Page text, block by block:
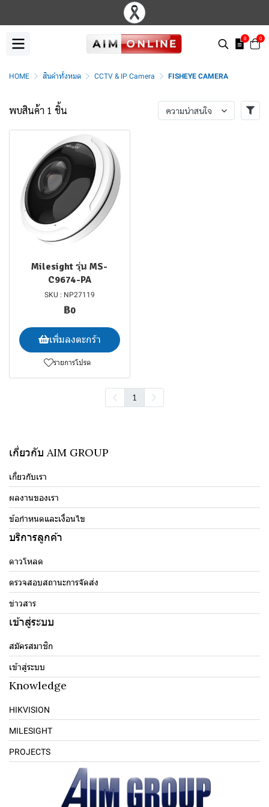
0 0
HOME สินค้าทั้งหมด CCTV & IP Camera FISHEYE CAMERA
พบสินค้า 1 ชิ้น ความน่าสนใจ
Milesight รุ่น MS-
C9674-PA
SKU : NP27119
฿0
เพิ่มลงตะกร้า
รายการโปรด
1
เกี่ยวกับ AIM GROUP
เกี่ยวกับเรา
ผลงานของเรา
ข้อกำหนดและเงื่อนไข
บริการลูกค้า
ดาวโหลด
ตรวจสอบสถานะการจัดส่ง
ข่าวสาร
เข้าสู่ระบบ
สมัครสมาชิก
เข้าสู่ระบบ
Knowledge
HIKVISION
MILESIGHT
PROJECTS